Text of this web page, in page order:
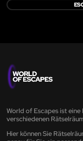
World of Escapes ist
verschiedenen
Hier können Sie